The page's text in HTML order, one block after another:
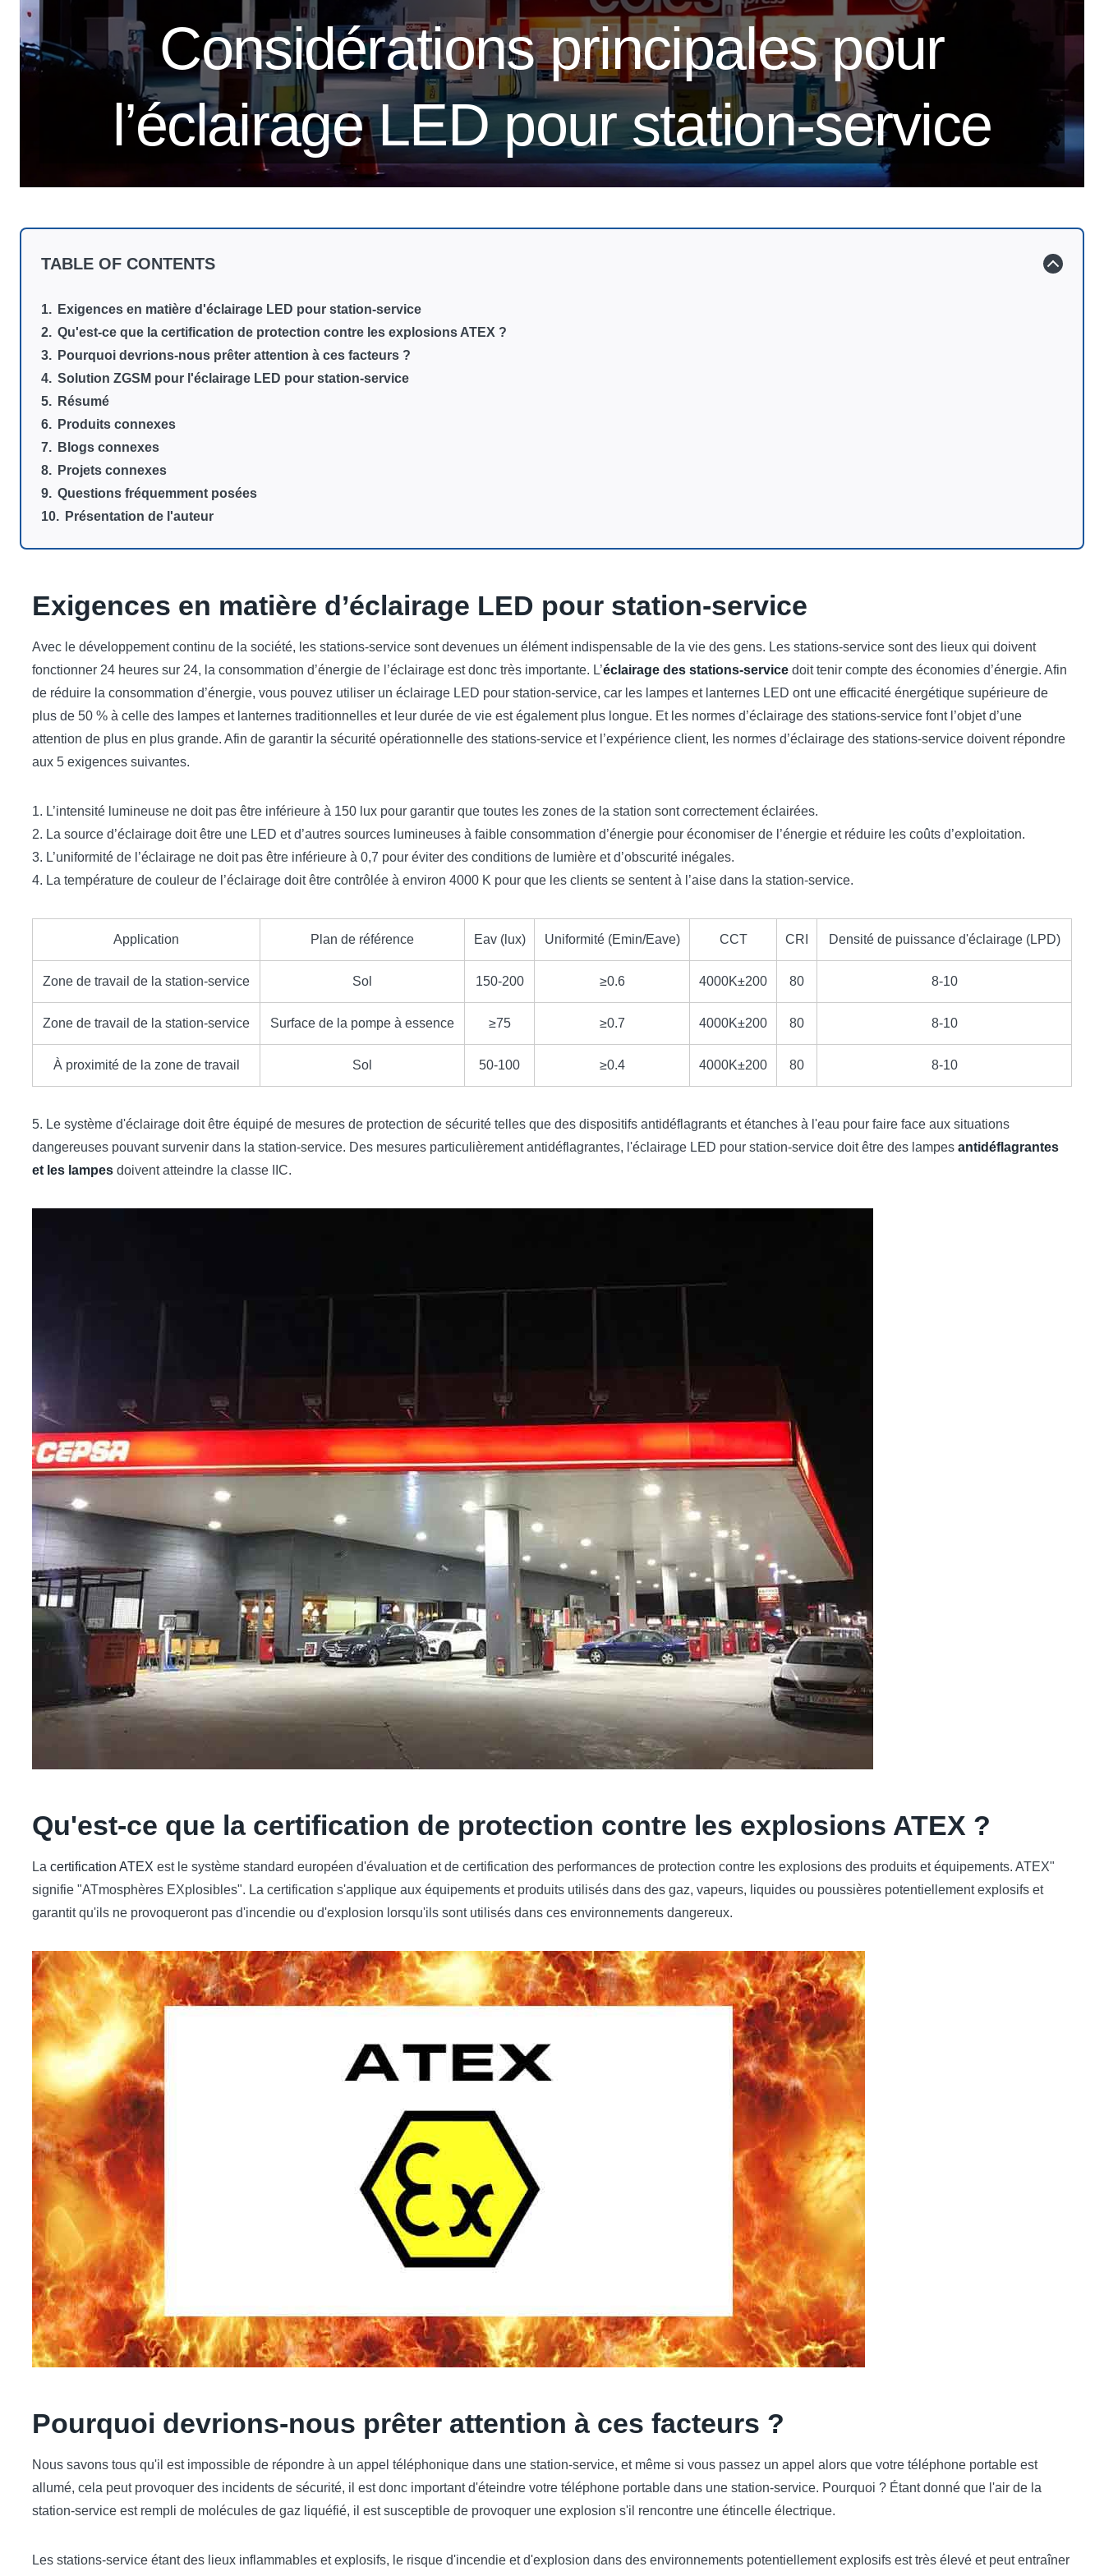
Considérations principales pour
l’éclairage LED pour station-service
TABLE OF CONTENTS
Exigences en matière d'éclairage LED pour station-service
Qu'est-ce que la certification de protection contre les explosions ATEX ?
Pourquoi devrions-nous prêter attention à ces facteurs ?
Solution ZGSM pour l'éclairage LED pour station-service
Résumé
Produits connexes
Blogs connexes
Projets connexes
Questions fréquemment posées
Présentation de l'auteur
Exigences en matière d’éclairage LED pour station-service
Avec le développement continu de la société, les stations-service sont devenues un élément indispensable de la vie des gens. Les stations-service sont des lieux qui doivent
fonctionner 24 heures sur 24, la consommation d’énergie de l’éclairage est donc très importante. L’éclairage des stations-service doit tenir compte des économies d’énergie. Afin
de réduire la consommation d’énergie, vous pouvez utiliser un éclairage LED pour station-service, car les lampes et lanternes LED ont une efficacité énergétique supérieure de
plus de 50 % à celle des lampes et lanternes traditionnelles et leur durée de vie est également plus longue. Et les normes d’éclairage des stations-service font l’objet d’une
attention de plus en plus grande. Afin de garantir la sécurité opérationnelle des stations-service et l’expérience client, les normes d’éclairage des stations-service doivent répondre
aux 5 exigences suivantes.
1. L’intensité lumineuse ne doit pas être inférieure à 150 lux pour garantir que toutes les zones de la station sont correctement éclairées.
2. La source d’éclairage doit être une LED et d’autres sources lumineuses à faible consommation d’énergie pour économiser de l’énergie et réduire les coûts d’exploitation.
3. L’uniformité de l’éclairage ne doit pas être inférieure à 0,7 pour éviter des conditions de lumière et d’obscurité inégales.
4. La température de couleur de l’éclairage doit être contrôlée à environ 4000 K pour que les clients se sentent à l’aise dans la station-service.
Application Plan de référence Eav (lux) Uniformité (Emin/Eave) CCT CRI Densité de puissance d'éclairage (LPD)
Zone de travail de la station-service Sol 150-200 ≥0.6 4000K±200 80 8-10
Zone de travail de la station-service Surface de la pompe à essence ≥75 ≥0.7 4000K±200 80 8-10
À proximité de la zone de travail Sol 50-100 ≥0.4 4000K±200 80 8-10
5. Le système d'éclairage doit être équipé de mesures de protection de sécurité telles que des dispositifs antidéflagrants et étanches à l'eau pour faire face aux situations
dangereuses pouvant survenir dans la station-service. Des mesures particulièrement antidéflagrantes, l'éclairage LED pour station-service doit être des lampes antidéflagrantes
et les lampes doivent atteindre la classe IIC.
Qu'est-ce que la certification de protection contre les explosions ATEX ?
La certification ATEX est le système standard européen d'évaluation et de certification des performances de protection contre les explosions des produits et équipements. ATEX"
signifie "ATmosphères EXplosibles". La certification s'applique aux équipements et produits utilisés dans des gaz, vapeurs, liquides ou poussières potentiellement explosifs et
garantit qu'ils ne provoqueront pas d'incendie ou d'explosion lorsqu'ils sont utilisés dans ces environnements dangereux.
Pourquoi devrions-nous prêter attention à ces facteurs ?
Nous savons tous qu'il est impossible de répondre à un appel téléphonique dans une station-service, et même si vous passez un appel alors que votre téléphone portable est
allumé, cela peut provoquer des incidents de sécurité, il est donc important d'éteindre votre téléphone portable dans une station-service. Pourquoi ? Étant donné que l'air de la
station-service est rempli de molécules de gaz liquéfié, il est susceptible de provoquer une explosion s'il rencontre une étincelle électrique.
Les stations-service étant des lieux inflammables et explosifs, le risque d'incendie et d'explosion dans des environnements potentiellement explosifs est très élevé et peut entraîner